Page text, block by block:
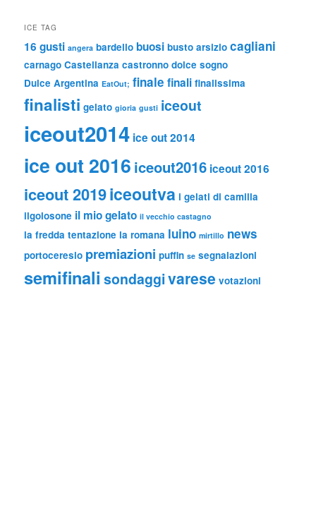
ICE TAG
16 gusti angera bardello buosi busto arsizio cagliani
carnago Castellanza castronno dolce sogno
Dulce Argentina EatOut; finale finali finalissima
finalisti gelato gioria gusti iceout
iceout2014 ice out 2014
ice out 2016 iceout2016 iceout 2016
iceout 2019iceoutva i gelati di camilla
ilgolosone il mio gelato il vecchio castagno
la fredda tentazione la romana luino mirtillo news
portoceresio premiazioni puffin se segnalazioni
semifinali sondaggivarese votazioni